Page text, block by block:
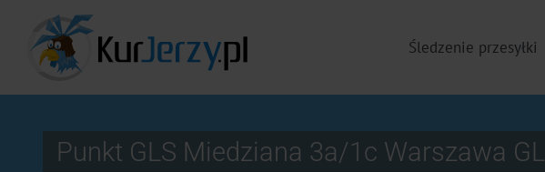
Śledzenie przesyłki
Punkt GLS Miedziana 3a/1c Warszawa